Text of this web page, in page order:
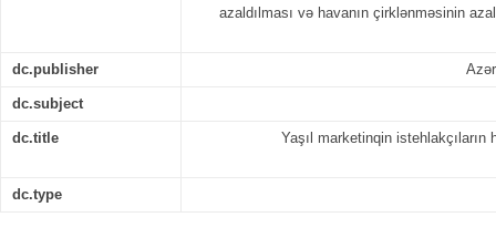
azaldılması və havanın çirklənməsinin
dc.publisher
dc.subject
dc.title Yaşıl marketinqin
dc.type